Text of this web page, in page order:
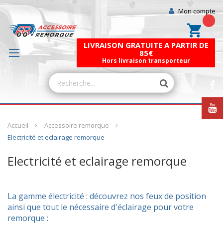
Mon compte
Mon
LIVRAISON GRATUITE A PARTIR DE
85€
Hors livraison transporteur
Accueil
Accessoire remorque
Electricité et eclairage remorque
Electricité et eclairage remorque
La gamme électricité : découvrez nos feux de position
ainsi que tout le nécessaire d'éclairage pour votre
remorque :